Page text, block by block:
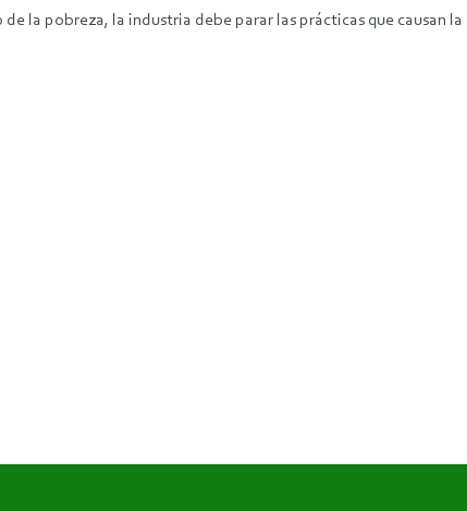
la pobreza, la industria debe parar las prácticas que causan